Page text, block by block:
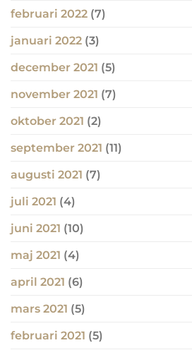
februari 2022 (7)
januari 2022 (3)
december 2021 (5)
november 2021 (7)
oktober 2021 (2)
september 2021 (11)
augusti 2021 (7)
juli 2021 (4)
juni 2021 (10)
maj 2021 (4)
april 2021 (6)
mars 2021 (5)
februari 2021 (5)